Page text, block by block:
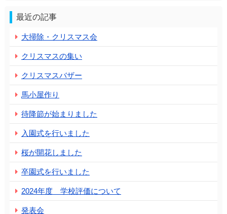
最近の記事
大掃除・クリスマス会
クリスマスの集い
クリスマスバザー
馬小屋作り
待降節が始まりました
入園式を行いました
桜が開花しました
卒園式を行いました
2024年度 学校評価について
発表会